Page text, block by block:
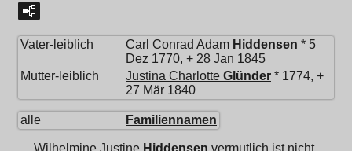
Vater-leiblich Carl Conrad Adam Hiddensen * 5
Dez 1770, + 28 Jan 1845
Mutter-leiblich
Justina Charlotte Glünder * 1774, +
27 Mär 1840
alle Familiennamen
Wilhelmine Justine Hiddensen vermutlich ist nicht